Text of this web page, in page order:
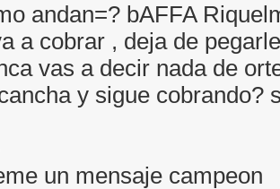
andan=? bAFFA
a cobrar , deja de
vas a decir nada de
y sigue cobrando?
un mensaje campeon